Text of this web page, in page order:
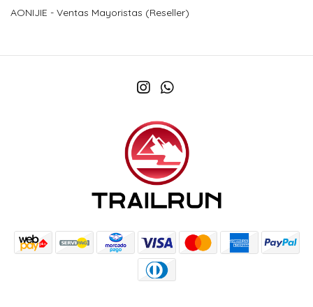
AONIJIE - Ventas Mayoristas (Reseller)